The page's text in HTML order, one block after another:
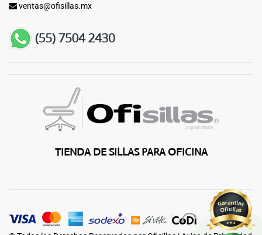
ventas@ofisillas.mx
TIENDA DE SILLAS PARA OFICINA